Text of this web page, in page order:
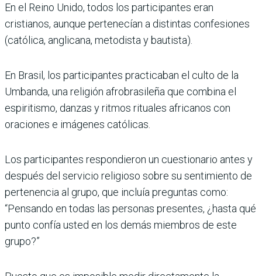
En el Reino Unido, todos los participantes eran
cristianos, aunque pertenecían a distintas confesiones
(católica, anglicana, metodista y bautista).
En Brasil, los participantes practicaban el culto de la
Umbanda, una religión afrobrasileña que combina el
espiritismo, danzas y ritmos rituales africanos con
oraciones e imágenes católicas.
Los participantes respondieron un cuestionario antes y
después del servicio religioso sobre su sentimiento de
pertenencia al grupo, que incluía preguntas como:
“Pensando en todas las personas presentes, ¿hasta qué
punto confía usted en los demás miembros de este
grupo?”